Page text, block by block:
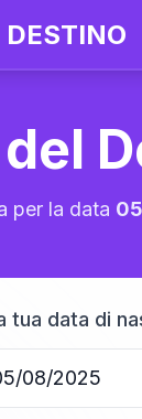
per la data
tua data di